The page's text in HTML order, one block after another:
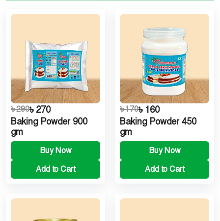
৳ 290৳ 270
Baking Powder 900
gm
Buy Now
Add to Cart
৳ 170৳ 160
Baking Powder 450
gm
Buy Now
Add to Cart